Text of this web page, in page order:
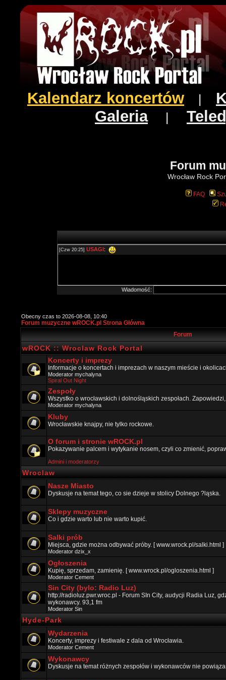
Kalendarz koncertów
Galeria|
Forum
Wrocław Rock
FAQ
Wiadomość:
Obecny czas to 2026-08-08, 10:40
Forum muzyczne wROCK.pl Strona Główna
Forum
wROCK :: Wroclaw Rock Portal
Koncerty i imprezy
Informacje o koncertach i imprezach w naszym mieście i
Moderator mychalyna
Spiral Out Night
Zespoły
Wszystko o wrocławskich i dolnośląskich zespołach.
Moderator mychalyna
Kluby
Wrocławskie knajpy, nie tylko rockowe.
O forum i stronie wROCK.pl
Pokazywanie palcem i wytykanie nosem, czyli co zmienić,
Admini i moderatorzy
Wroclaw
Nasze Miasto
Dyskusje na temat tego, co sie dzieje w stolicy Dolnego ?ląska.
Sklepy muzyczne
Co i gdzie warto lub nie warto kupić.
Salki prób
Miejsca, gdzie można odbywać próby. [ www.wrock.pl/salki.html ]
Moderator dzix_x
Ogłoszenia
Kupię, sprzedam, zamienię. [ www.wrock.pl/ogloszenia.html ]
Moderator Cement
Sin City (bylo: Radio Luz)
http://radioluz.pwr.wroc.pl - Forum SIn City, audycji Radia Luz,
wykonawcy. 93,1 fm
Moderator Sin
Hyde-Park
Wydarzenia
Koncerty, imprezy i festiwale z dala od Wrocławia.
Moderator Cement
Wykonawcy
Dyskusje na temat różnych zespołów i wykonawców nie